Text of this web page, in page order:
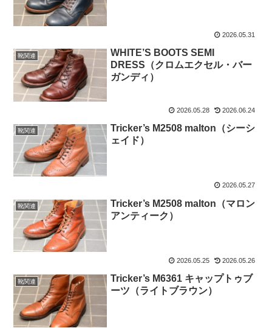
2026.05.31
靴関連
WHITE’S BOOTS SEMI
DRESS（クロムエクセル・バー
ガンディ）
2026.05.28 2026.06.24
靴関連
Tricker’s M2508 malton（シーシ
ェイド）
2026.05.27
靴関連
Tricker’s M2508 malton（マロン
アンティーク）
2026.05.25 2026.05.26
靴関連
Tricker’s M6361 キャップトゥブ
ーツ（ライトブラウン）